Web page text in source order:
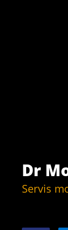
Dr
Servis